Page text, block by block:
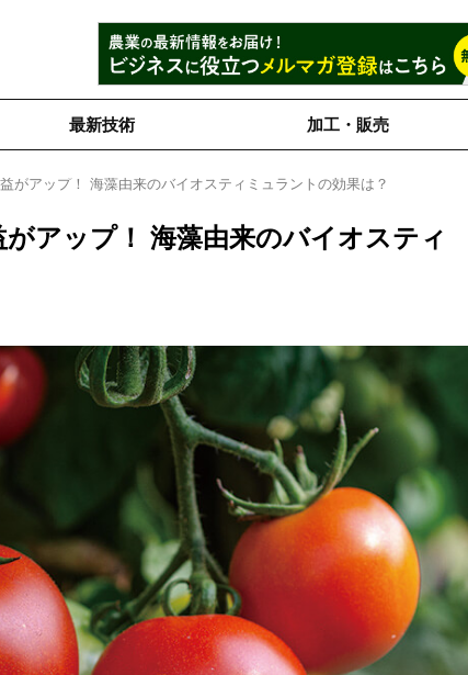
最新技術 加工・販売
がアップ！ 海藻由来のバイオスティミュラントの効果は？
アップ！ 海藻由来のバイオスティ